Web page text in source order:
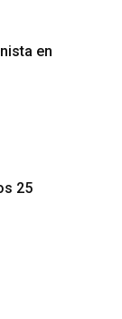
en
25